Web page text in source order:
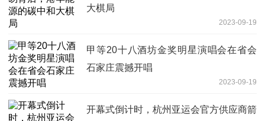
大棋局
2023-09-19
甲等20十八酒坊金奖明星演唱会在省会
石家庄震撼开唱
2023-09-19
开幕式倒计时，杭州亚运会官方供应商箭